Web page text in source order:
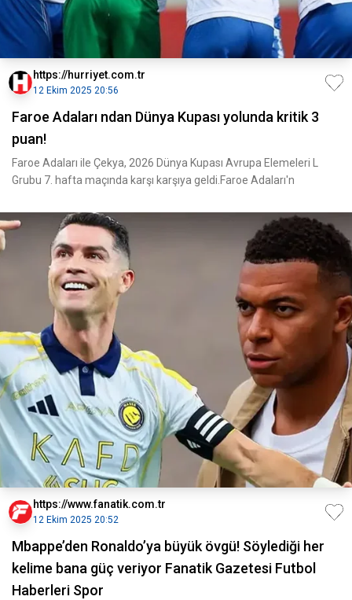
https://hurriyet.com.tr
12 Ekim 2025 20:56
Faroe Adaları ndan Dünya Kupası yolunda kritik 3
puan!
Faroe Adaları ile Çekya, 2026 Dünya Kupası Avrupa Elemeleri L
Grubu 7. hafta maçında karşı karşıya geldi.Faroe Adaları'n
https://www.fanatik.com.tr
12 Ekim 2025 20:52
Mbappe’den Ronaldo’ya büyük övgü! Söylediği her
kelime bana güç veriyor Fanatik Gazetesi Futbol
Haberleri Spor